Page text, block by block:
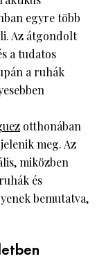
egyre több
Az átgondolt
a tudatos
a ruhák
otthonában
meg. Az
miközben
és
bemutatva,